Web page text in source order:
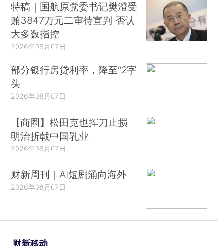
特稿｜国航原党委书记樊澄受
贿3847万元二审待宣判 否认
大多数指控
2026年08月07日
部分银行房贷利率，降至“2字
头
2026年08月07日
【商圈】松田克也挥刀止损
明治折戟中国乳业
2026年08月07日
财新周刊｜AI短剧涌向海外
2026年08月07日
财新移动